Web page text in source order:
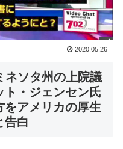
2020.05.26
ネソタ州の上院議
ト・ジェンセン氏
をアメリカの厚生
告白